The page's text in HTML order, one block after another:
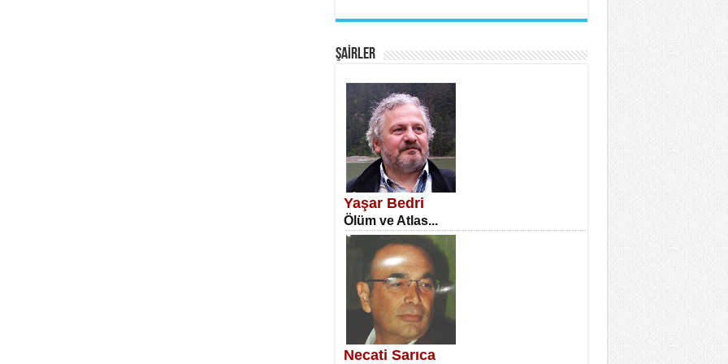
SATILMIŞ ÜMİT ÇETİNKAYA
Erkenlik...
NECLA DİLEK ARSLAN
Öğretmenler Günü Mahkemesi...
ŞAİRLER
Yaşar Bedri
Ölüm ve Atlas...
Necati Sarıca